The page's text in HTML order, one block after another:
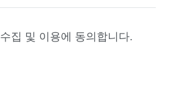
집 및 이용에 동의합니다.